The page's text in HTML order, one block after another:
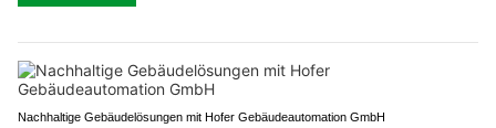
Nachhaltige Gebäudelösungen mit Hofer Gebäudeautomation GmbH